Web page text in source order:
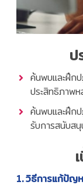
ป
ค้นพบและฝึก
ประสิทธิภาพ
ค้นพบและฝึก
รับการสนับส
วิธีการแก้ปัญ